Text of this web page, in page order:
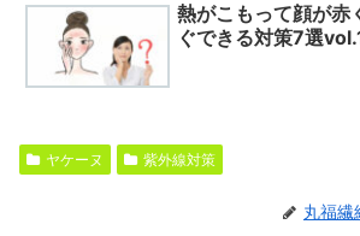
熱がこもって顔が赤
ぐできる対策7選
ヤケーヌ 紫外線対策
丸福繊